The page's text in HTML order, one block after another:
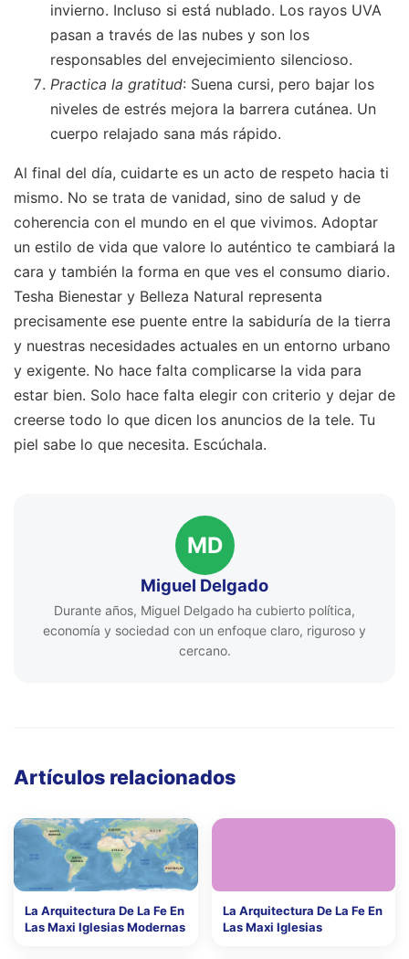
invierno. Incluso si está nublado. Los rayos UVA
pasan a través de las nubes y son los
responsables del envejecimiento silencioso.
Practica la gratitud: Suena cursi, pero bajar los
niveles de estrés mejora la barrera cutánea. Un
cuerpo relajado sana más rápido.
Al final del día, cuidarte es un acto de respeto hacia ti
mismo. No se trata de vanidad, sino de salud y de
coherencia con el mundo en el que vivimos. Adoptar
un estilo de vida que valore lo auténtico te cambiará la
cara y también la forma en que ves el consumo diario.
Tesha Bienestar y Belleza Natural representa
precisamente ese puente entre la sabiduría de la tierra
y nuestras necesidades actuales en un entorno urbano
y exigente. No hace falta complicarse la vida para
estar bien. Solo hace falta elegir con criterio y dejar de
creerse todo lo que dicen los anuncios de la tele. Tu
piel sabe lo que necesita. Escúchala.
MD
Miguel Delgado
Durante años, Miguel Delgado ha cubierto política,
economía y sociedad con un enfoque claro, riguroso y
cercano.
Artículos relacionados
La Arquitectura De La Fe En
Las Maxi Iglesias Modernas
La Arquitectura De La Fe En
Las Maxi Iglesias